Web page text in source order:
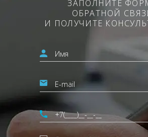
ЗАПОЛНИТЕ
ОБРАТНОЙ
И ПОЛУЧИТЕ